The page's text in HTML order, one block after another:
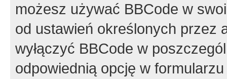
możesz używać BBCode w
od ustawień określonych przez
wyłączyć BBCode w
odpowiednią opcję w